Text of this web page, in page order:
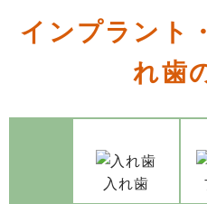
インプラント
れ歯
入れ歯